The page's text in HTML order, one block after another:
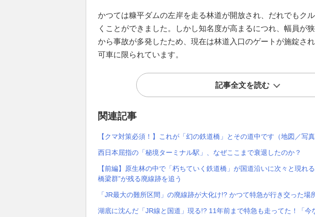
かつては糠平ダムの左岸を走る林道が開放され、だれでもク
くことができました。しかし知名度が高まるにつれ、幅員が
から事故が多発したため、現在は林道入口のゲートが施錠さ
可車に限られています。
記事全文を読む
関連記事
【クマ対策必須！】これが「幻の鉄道橋」とその道中です（地図／写真
西日本屈指の「秘境ターミナル駅」、なぜここまで衰退したのか？
【前編】原生林の中で「朽ちていく鉄道橋」が国道沿いに次々と現れ
橋梁群”が残る廃線跡を追う
「JR最大の難所区間」の廃線跡が大化け!? かつて特急が行き交った場
湖底に沈んだ「JR線と国道」現る!? 11年前まで特急も走ってた！「今